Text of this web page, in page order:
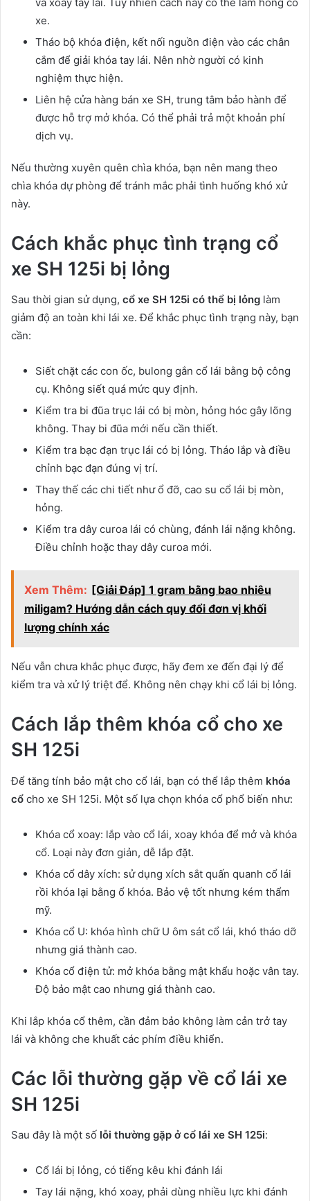
xe.
Tháo bộ khóa điện, kết nối nguồn điện vào các chân
cắm để giải khóa tay lái. Nên nhờ người có kinh
nghiệm thực hiện.
Liên hệ cửa hàng bán xe SH, trung tâm bảo hành để
được hỗ trợ mở khóa. Có thể phải trả một khoản phí
dịch vụ.
Nếu thường xuyên quên chìa khóa, bạn nên mang theo
chìa khóa dự phòng để tránh mắc phải tình huống khó xử
này.
Cách khắc phục tình trạng cổ
xe SH 125i bị lỏng
Sau thời gian sử dụng, cổ xe SH 125i có thể bị lỏng làm
giảm độ an toàn khi lái xe. Để khắc phục tình trạng này, bạn
cần:
Siết chặt các con ốc, bulong gắn cổ lái bằng bộ công
cụ. Không siết quá mức quy định.
Kiểm tra bi đũa trục lái có bị mòn, hỏng hóc gây lõng
không. Thay bi đũa mới nếu cần thiết.
Kiểm tra bạc đạn trục lái có bị lỏng. Tháo lắp và điều
chỉnh bạc đạn đúng vị trí.
Thay thế các chi tiết như ổ đỡ, cao su cổ lái bị mòn,
hỏng.
Kiểm tra dây curoa lái có chùng, đánh lái nặng không.
Điều chỉnh hoặc thay dây curoa mới.
Xem Thêm: [Giải Đáp] 1 gram bằng bao nhiêu
miligam? Hướng dẫn cách quy đổi đơn vị khối
lượng chính xác
Nếu vẫn chưa khắc phục được, hãy đem xe đến đại lý để
kiểm tra và xử lý triệt để. Không nên chạy khi cổ lái bị lỏng.
Cách lắp thêm khóa cổ cho xe
SH 125i
Để tăng tính bảo mật cho cổ lái, bạn có thể lắp thêm khóa
cổ cho xe SH 125i. Một số lựa chọn khóa cổ phổ biến như:
Khóa cổ xoay: lắp vào cổ lái, xoay khóa để mở và khóa
cổ. Loại này đơn giản, dễ lắp đặt.
Khóa cổ dây xích: sử dụng xích sắt quấn quanh cổ lái
rồi khóa lại bằng ổ khóa. Bảo vệ tốt nhưng kém thẩm
mỹ.
Khóa cổ U: khóa hình chữ U ôm sát cổ lái, khó tháo dỡ
nhưng giá thành cao.
Khóa cổ điện tử: mở khóa bằng mật khẩu hoặc vân tay.
Độ bảo mật cao nhưng giá thành cao.
Khi lắp khóa cổ thêm, cần đảm bảo không làm cản trở tay
lái và không che khuất các phím điều khiển.
Các lỗi thường gặp về cổ lái xe
SH 125i
Sau đây là một số lỗi thường gặp ở cổ lái xe SH 125i:
Cổ lái bị lỏng, có tiếng kêu khi đánh lái
Tay lái nặng, khó xoay, phải dùng nhiều lực khi đánh